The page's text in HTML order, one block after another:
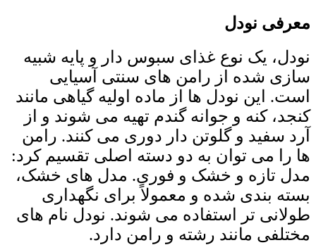
معرفی نودل
نودل، یک نوع غذای سبوس ‌دار و پایه شبیه‌
سازی شده از رامن‌ های سنتی آسیایی
است. این نودل ‌ها از ماده اولیه گیاهی مانند
کنجد، کنه و جوانه گندم تهیه می ‌شوند و از
آرد سفید و گلوتن‌ دار دوری می ‌کنند. رامن
‌ها را می ‌توان به دو دسته اصلی تقسیم کرد:
مدل تازه و خشک و فوری. مدل‌ های خشک،
بسته‌ بندی شده و معمولاً برای نگهداری
طولانی ‌تر استفاده می ‌شوند. نودل نام های
مختلفی مانند رشته و رامن دارد.